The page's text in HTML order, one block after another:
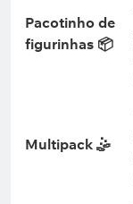
Pacotinho de
figurinhas 📦
Multipack 🤹